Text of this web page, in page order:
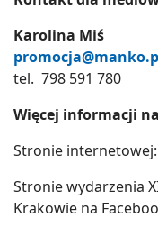
Karolina Miś
tel. 798 591 780
Więcej informacji
Stronie internetowej:
Stronie wydarzenia
Krakowie na